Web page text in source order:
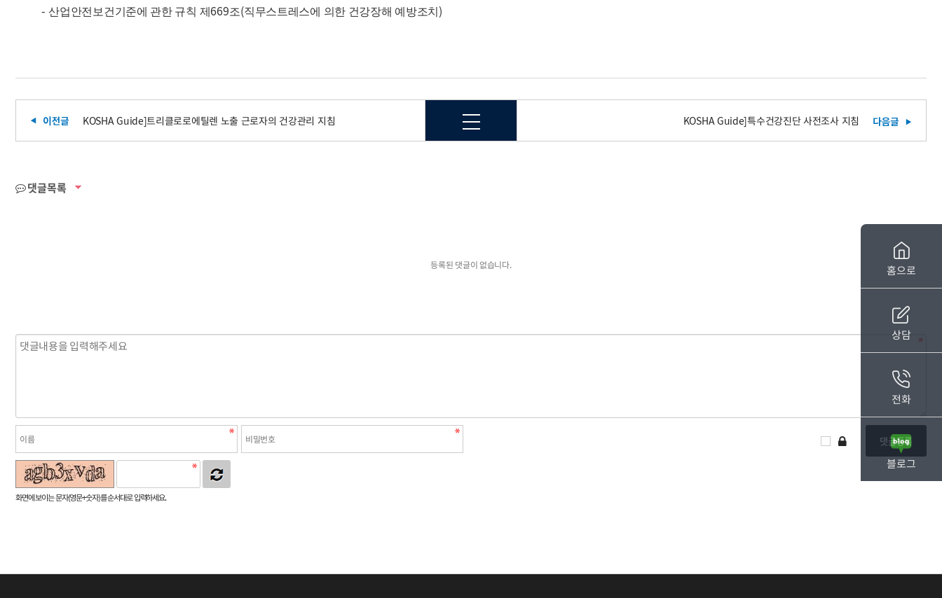
-산업안전보건기준에 관한 규칙 제 669조(직무스트레스에 의한 건강장해 예방조치 )
KOSHA Guide]트리클로로에틸렌 노출 근로자의 건강관리 지침 KOSHA Guide]특수건강진단 사전조사 지침
댓글목록
등록된 댓글이 없습니다.
화면에 보이는 문자(영문+숫자)를 순서대로 입력하세요.
홈으로
상담
전화
블로그